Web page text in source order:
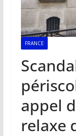
FRANCE
appel
relaxe